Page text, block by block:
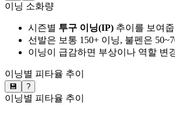
이닝 소화량
시즌별 투구 이닝(IP) 추이를 보여
선발은 보통 150+ 이닝, 불펜은
이닝이 급감하면 부상이나 역할 변
이닝별 피타율 추이
💾 ?
이닝별 피타율 추이